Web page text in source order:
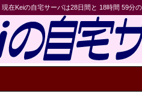
現在Keiの自宅サーバは28日間と 18時間 59分